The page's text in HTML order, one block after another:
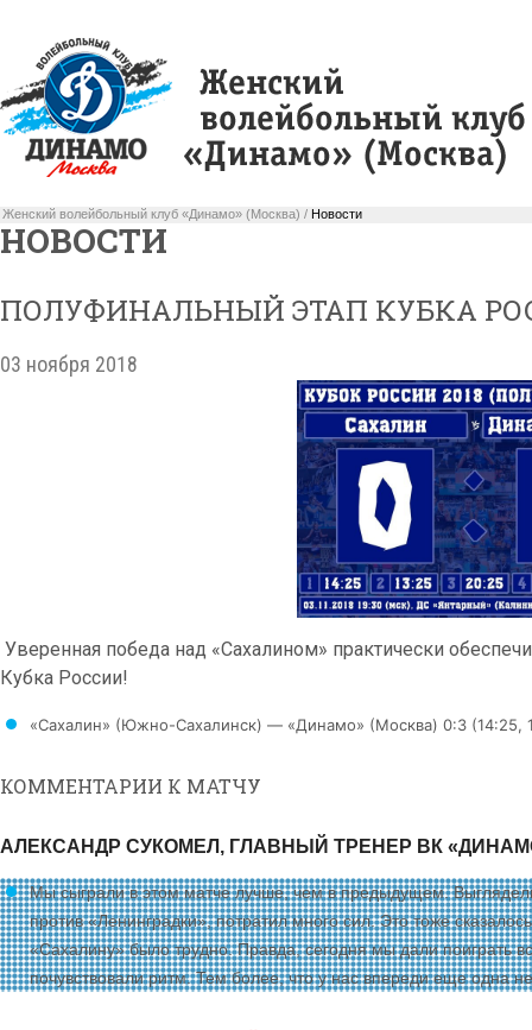
Женский волейбольный клуб «Динамо» (Москва) / Новости
НОВОСТИ
ПОЛУФИНАЛЬНЫЙ ЭТАП КУБКА
03 ноября 2018
Уверенная победа над «Сахалином» практически
Кубка России!
«Сахалин» (Южно-Сахалинск) — «Динамо» (Москва) 0:3 (14:25,
КОММЕНТАРИИ К МАТЧУ
АЛЕКСАНДР СУКОМЕЛ, ГЛАВНЫЙ ТРЕНЕР ВК
Мы сыграли в этом матче лучше, чем в предыдущем.
против «Ленинградки», потратил много сил. Это тоже
«Сахалину» было трудно. Правда, сегодня мы дали поиграть
почувствовали ритм. Тем более, что у нас впереди еще одна